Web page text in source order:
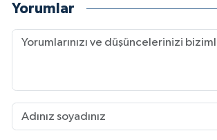
Yorumlar